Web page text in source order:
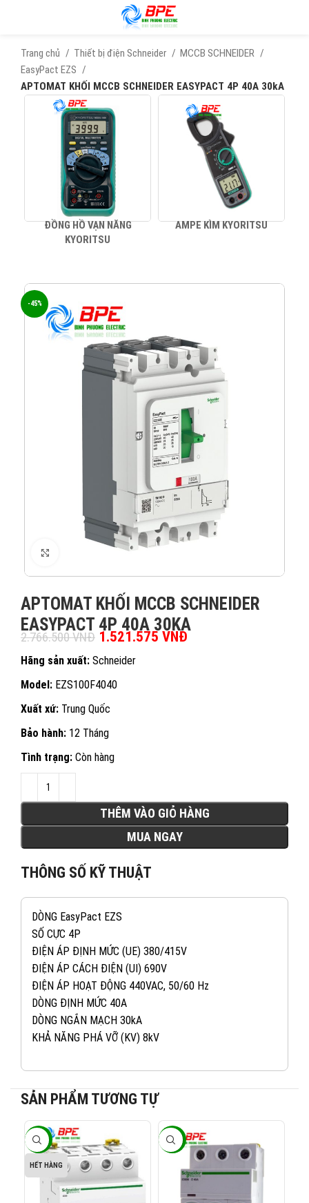
Trang chủ Thiết bị điện Schneider
MCCB SCHNEIDER
EasyPact EZS
APTOMAT KHỐI MCCB SCHNEIDER EASYPACT 4P 40A 30kA
ĐỒNG HỒ VẠN NĂNG
KYORITSU
AMPE KÌM KYORITSU
-45%
APTOMAT KHỐI MCCB SCHNEIDER
EASYPACT 4P 40A 30KA
2.766.500VNĐ Giá gốc là: 2.766.500 VNĐ.
1.521.575 VNĐ
Hãng sản xuất: Schneider
Model: EZS100F4040
Xuất xứ: Trung Quốc
Bảo hành: 12 Tháng
Tình trạng: Còn hàng
THÊM VÀO GIỎ HÀNG
MUA NGAY
THÔNG SỐ KỸ THUẬT
DÒNG EasyPact EZS
SỐ CỰC 4P
ĐIỆN ÁP ĐỊNH MỨC (UE) 380/415V
ĐIỆN ÁP CÁCH ĐIỆN (UI) 690V
ĐIỆN ÁP HOẠT ĐỘNG 440VAC, 50/60 Hz
DÒNG ĐỊNH MỨC 40A
DÒNG NGẮN MẠCH 30kA
KHẢ NĂNG PHÁ VỠ (KV) 8kV
SẢN PHẨM TƯƠNG TỰ
-40%
HẾT HÀNG
-40%
KINH DOANH 1:
KINH DOANH 2: 0965 101 613
KINH DOANH 3: 0824 927 568